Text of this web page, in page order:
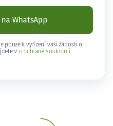
WhatsApp
pouze k vyřízení vaší žádosti o
v o ochraně soukromí .